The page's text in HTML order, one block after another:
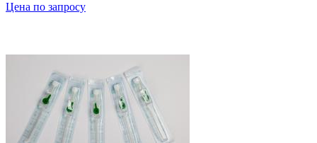
Цена по запросу